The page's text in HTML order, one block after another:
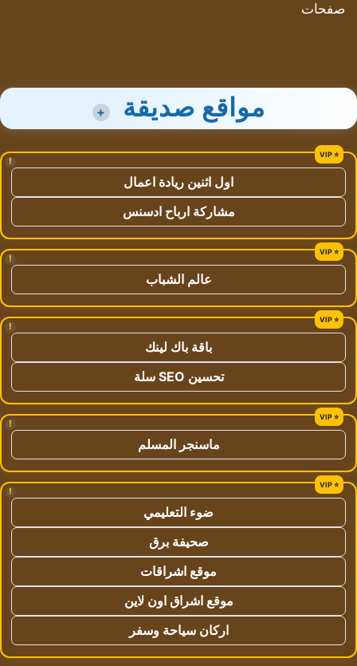
صفحات
مواقع صديقة +
!
اول اثنين ريادة اعمال
مشاركة ارباح ادسنس
!
عالم الشباب
!
باقة باك لينك
تحسين SEO سلة
!
ماسنجر المسلم
!
ضوء التعليمي
صحيفة برق
موقع اشراقات
موقع اشراق اون لاين
اركان سياحة وسفر